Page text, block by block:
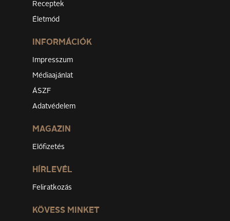
Receptek
Életmód
INFORMÁCIÓK
Impresszum
Médiaajánlat
ÁSZF
Adatvédelem
MAGAZIN
Előfizetés
HÍRLEVÉL
Feliratkozás
KÖVESS MINKET